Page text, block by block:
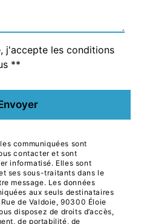
j'accepte les conditions
**
communiquées sont
contacter et sont
informatisé. Elles sont
ses sous-traitants dans le
message. Les données
aux seuls destinataires
de Valdoie, 90300 Éloie
disposez de droits d’accès,
de portabilité, de